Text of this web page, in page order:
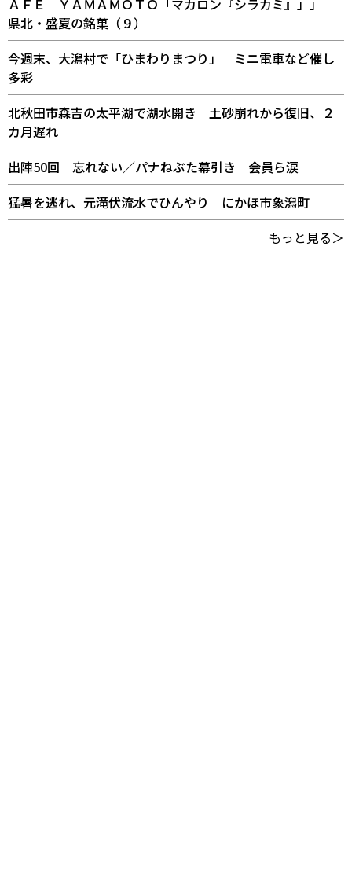
県北・盛夏の銘菓（９）
今週末、大潟村で「ひまわりまつり」 ミニ電車など催し
多彩
北秋田市森吉の太平湖で湖水開き 土砂崩れから復旧、２
カ月遅れ
出陣50回 忘れない／パナねぶた幕引き 会員ら涙
猛暑を逃れ、元滝伏流水でひんやり にかほ市象潟町
もっと見る＞